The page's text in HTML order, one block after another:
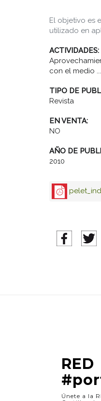
El objetivo es
utilizado en
ACTIVIDADES:
con el medio ...
TIPO DE
Revista
EN VENTA:
NO
AÑO DE
2010
RED
Únete a la